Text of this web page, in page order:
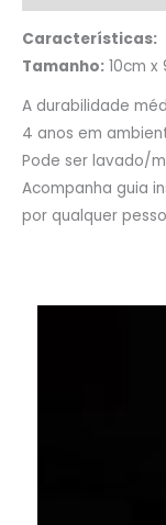
Características:
Tamanho: 10cm x
A durabilidade
4 anos em
Pode ser lavado/
Acompanha guia
por qualquer